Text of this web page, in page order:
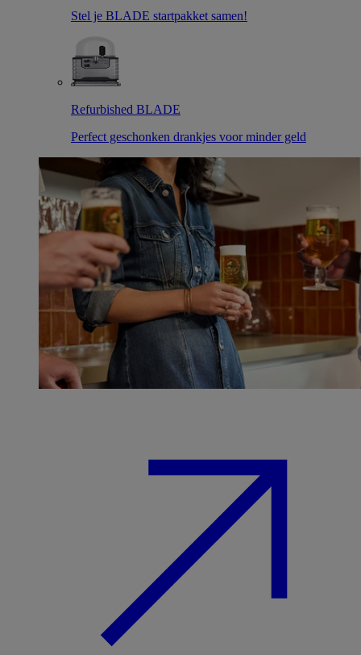
Stel je BLADE startpakket samen!
Refurbished BLADE
Perfect geschonken drankjes voor minder geld